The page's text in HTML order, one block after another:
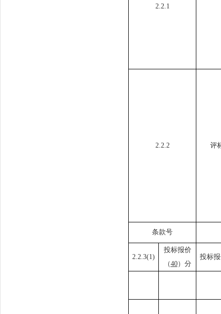
2.2.1
2.2.2 评
条款号
2.2.3(1)
投标报价
（40）分
投标